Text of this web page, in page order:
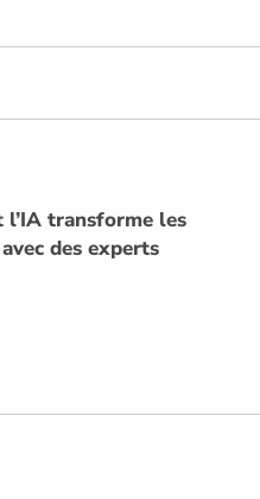
l’IA transforme les
des experts